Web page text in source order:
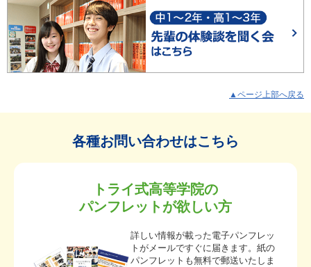
▲ページ上部へ戻る
各種お問い合わせはこちら
トライ式高等学院の
パンフレットが欲しい方
詳しい情報が載った電子パンフレッ
トがメールですぐに届きます。紙の
パンフレットも無料で郵送いたしま